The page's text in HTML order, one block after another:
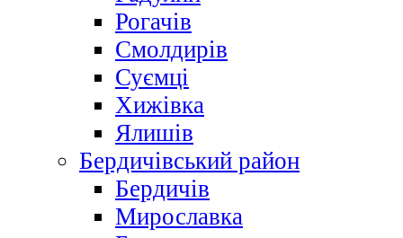
Рогачів
Смолдирів
Суємці
Хижівка
Ялишів
Бердичівський район
Бердичів
Мирославка